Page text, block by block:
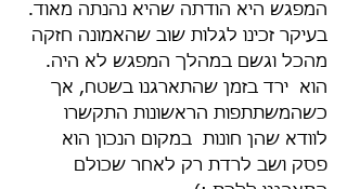
המפגש היא הודתה שהיא נהנתה מאוד.
בעיקר זכינו לגלות שוב שהאמונה חזקה
מהכל וגשם במהלך המפגש לא היה.
הוא  ירד בזמן שהתארגנו בשטח, אך
כשהמשתתפות הראשונות התקשרו
לוודא שהן חונות  במקום הנכון הוא
פסק ושב לרדת רק לאחר שכולם